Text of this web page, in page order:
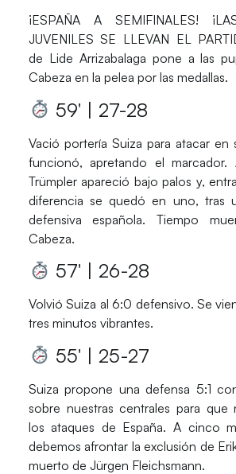
¡ESPAÑAA SEMIFINALES!
JUVENILES SE LLEVAN EL
de Lide Arrizabalaga pone a las
Cabeza en la pelea por las medallas.
59′ | 27-28
Vació portería Suiza para atacar en
funcionó, apretando el marcador.
Trümplerapareció bajo palos y,
diferencia se quedó en uno, tras
defensiva española. Tiempo
Cabeza.
57′ | 26-28
VolvióSuiza al 6:0 defensivo. Se
tres minutos vibrantes.
55′ | 25-27
Suiza propone una defensa 5:1
sobre nuestras centrales para
los ataques de España. A cinco
debemos afrontar la exclusión de
muerto de Jürgen Fleichsmann.